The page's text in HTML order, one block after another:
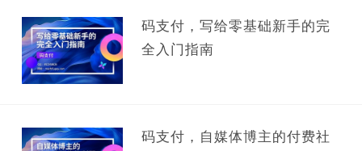
码支付，写给零基础新手的完
全入门指南
码支付，自媒体博主的付费社